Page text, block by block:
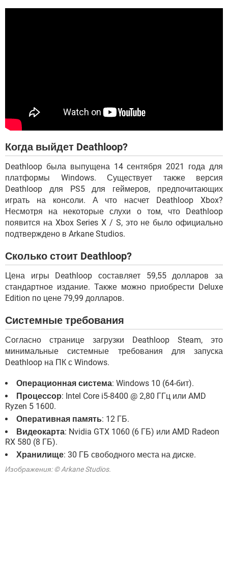
Когда выйдет Deathloop?
Deathloop была выпущена 14 сентября 2021 года для
платформы Windows. Существует также версия
Deathloop для PS5 для геймеров, предпочитающих
играть на консоли. А что насчет Deathloop Xbox?
Несмотря на некоторые слухи о том, что Deathloop
появится на Xbox Series X / S, это не было официально
подтверждено в Arkane Studios.
Сколько стоит Deathloop?
Цена игры Deathloop составляет 59,55 долларов за
стандартное издание. Также можно приобрести Deluxe
Edition по цене 79,99 долларов.
Системные требования
Согласно странице загрузки Deathloop Steam, это
минимальные системные требования для запуска
Deathloop на ПК с Windows.
Операционная система: Windows 10 (64-бит).
Процессор: Intel Core i5-8400 @ 2,80 ГГц или AMD
Ryzen 5 1600.
Оперативная память: 12 ГБ.
Видеокарта: Nvidia GTX 1060 (6 ГБ) или AMD Radeon
RX 580 (8 ГБ).
Хранилище: 30 ГБ свободного места на диске.
Изображения: © Arkane Studios.